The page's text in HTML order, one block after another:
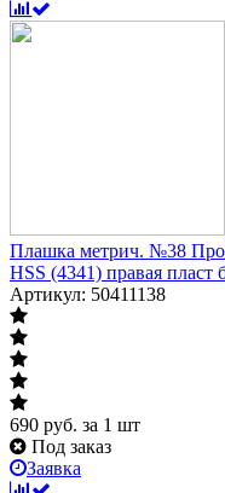
Плашка метрич. №38
HSS (4341) правая пласт
Артикул: 50411138
690 руб. за 1 шт
Под заказ
Заявка